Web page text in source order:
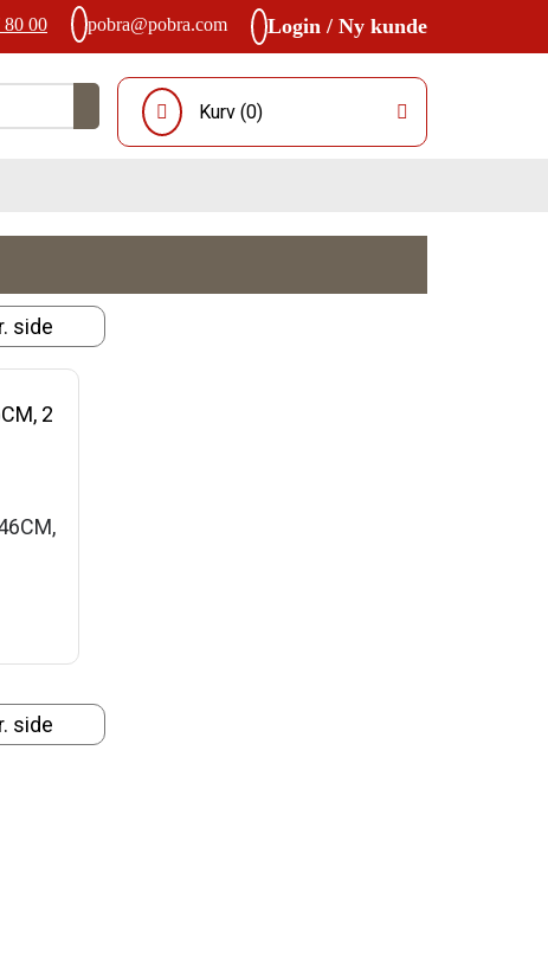
80 00 pobra@pobra.com Login / Ny kunde
Kurv (0)